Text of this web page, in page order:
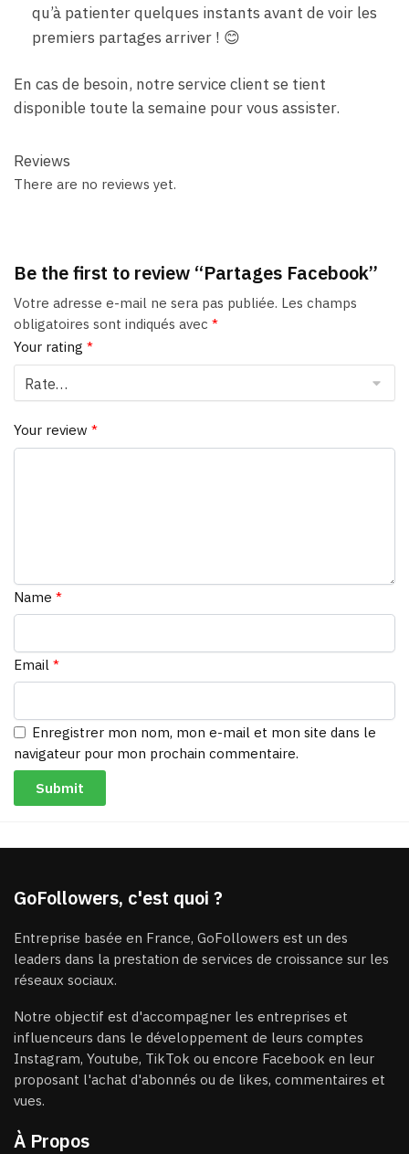
qu’à patienter quelques instants avant de voir les
premiers partages arriver ! 😊
En cas de besoin, notre service client se tient
disponible toute la semaine pour vous assister.
Reviews
There are no reviews yet.
Be the first to review “Partages Facebook”
Votre adresse e-mail ne sera pas publiée. Les champs
obligatoires sont indiqués avec *
Your rating *
Your review *
Name *
Email *
Enregistrer mon nom, mon e-mail et mon site dans le
navigateur pour mon prochain commentaire.
GoFollowers, c'est quoi ?
Entreprise basée en France, GoFollowers est un des
leaders dans la prestation de services de croissance sur les
réseaux sociaux.
Notre objectif est d'accompagner les entreprises et
influenceurs dans le développement de leurs comptes
Instagram, Youtube, TikTok ou encore Facebook en leur
proposant l'achat d'abonnés ou de likes, commentaires et
vues.
À Propos